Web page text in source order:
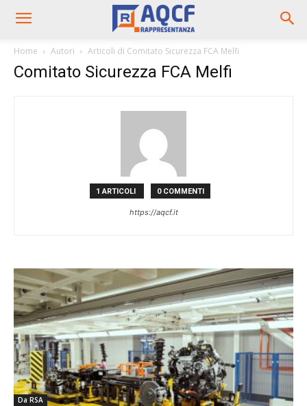
Home Autori Articoli di Comitato Sicurezza FCA Melfi
Comitato Sicurezza FCA Melfi
1 ARTICOLI 0 COMMENTI
https://aqcf.it
Da RSA